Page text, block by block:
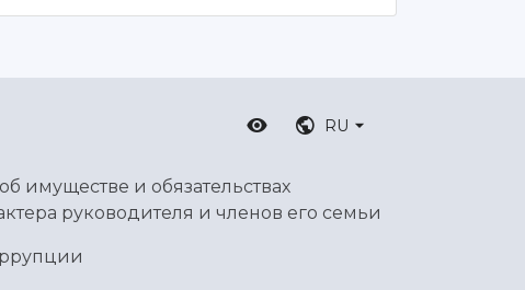
RU
имуществе и обязательствах
руководителя и членов его семьи